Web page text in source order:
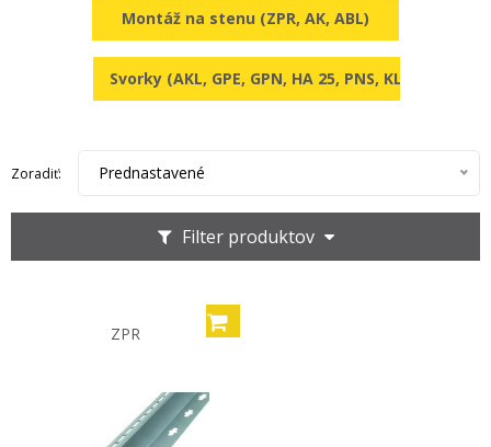
výber napríklad prípojnicové svorky a odbočovacie
svorky hlavného vedenia.
Montáž na stenu (ZPR, AK, ABL)
Svorky (AKL, GPE, GPN, HA 25, PNS, KLS)
Filter produktov
Zoradiť: Prednastavené
ZPR